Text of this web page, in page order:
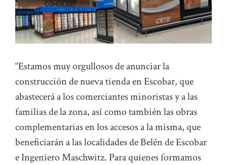
“Estamos muy orgullosos de anunciar la
construcción de nueva tienda en Escobar, que
abastecerá a los comerciantes minoristas y a las
familias de la zona, así como también las obras
complementarias en los accesos a la misma, que
beneficiarán a las localidades de Belén de Escobar
e Ingeniero Maschwitz. Para quienes formamos